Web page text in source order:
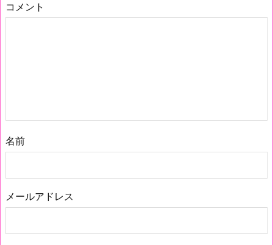
コメント
名前
メールアドレス